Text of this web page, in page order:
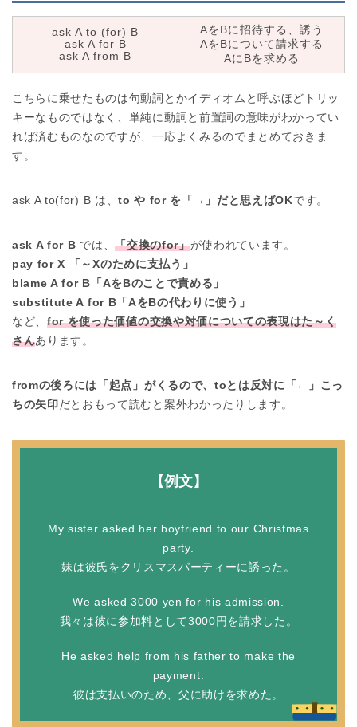
ask A to (for) B
ask A for B
ask A from B
AをBに招待する、誘う
AをBについて請求する
AにBを求める
こちらに乗せたものは句動詞とかイディオムと呼ぶほどトリッ
キーなものではなく、単純に動詞と前置詞の意味がわかってい
れば済むものなのですが、一応よくみるのでまとめておきま
す。
ask A to(for) B は、to や for を「→」だと思えばOKです。
ask A for B では、「交換のfor」が使われています。
pay for X 「～Xのために支払う」
blame A for B「AをBのことで責める」
substitute A for B「AをBの代わりに使う」
など、for を使った価値の交換や対価についての表現はた～く
さんあります。
fromの後ろには「起点」がくるので、toとは反対に「←」こっ
ちの矢印だとおもって読むと案外わかったりします。
【例文】
My sister asked her boyfriend to our Christmas
party.
妹は彼氏をクリスマスパーティーに誘った。
We asked 3000 yen for his admission.
我々は彼に参加料として3000円を請求した。
He asked help from his father to make the
payment.
彼は支払いのため、父に助けを求めた。